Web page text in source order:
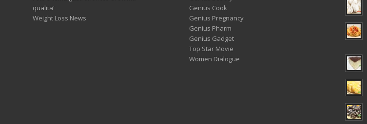
qualita'
Weight Loss News
Genius Cook
Genius Pregnancy
Genius Pharm
Genius Gadget
Top Star Movie
Women Dialogue